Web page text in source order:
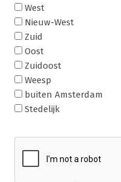
West
Nieuw-West
Zuid
Oost
Zuidoost
Weesp
buiten Amsterdam
Stedelijk